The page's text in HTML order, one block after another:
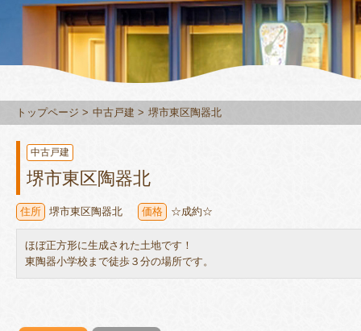
トップページ 中古戸建 堺市東区陶器北
中古戸建
堺市東区陶器北
住所 堺市東区陶器北 価格 ☆成約☆
ほぼ正方形に生成された土地です！
東陶器小学校まで徒歩３分の場所です。